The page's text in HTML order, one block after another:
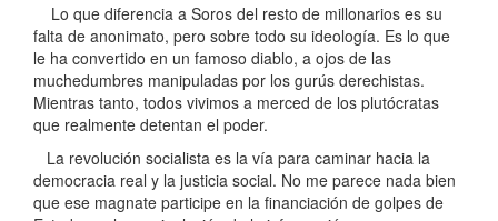
Lo que diferencia a Soros del resto de millonarios es su
falta de anonimato, pero sobre todo su ideología. Es lo que
le ha convertido en un famoso diablo, a ojos de las
muchedumbres manipuladas por los gurús derechistas.
Mientras tanto, todos vivimos a merced de los plutócratas
que realmente detentan el poder.
La revolución socialista es la vía para caminar hacia la
democracia real y la justicia social. No me parece nada bien
que ese magnate participe en la financiación de golpes de